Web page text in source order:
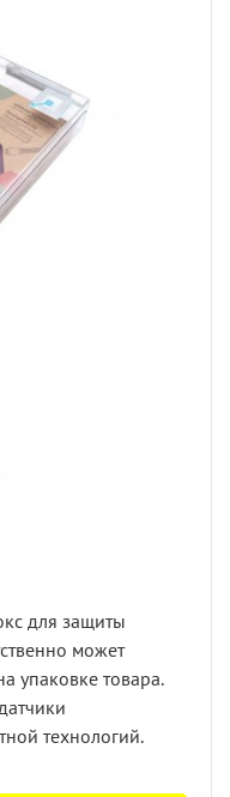
для защиты
может
упаковке товара.
технологий.